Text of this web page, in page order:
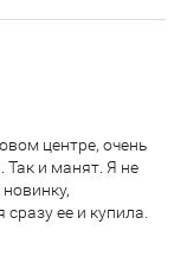
центре, очень
Так и манят. Я не
ее и купила.